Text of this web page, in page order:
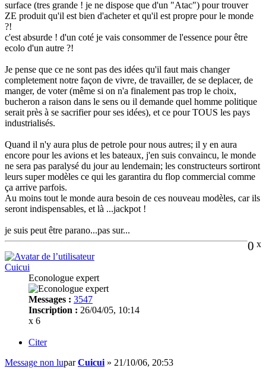
surface (tres grande ! je ne dispose que d'un "Atac") pour trouver
ZE produit qu'il est bien d'acheter et qu'il est propre pour le monde
?!
c'est absurde ! d'un coté je vais consommer de l'essence pour être
ecolo d'un autre ?!
Je pense que ce ne sont pas des idées qu'il faut mais changer
completement notre façon de vivre, de travailler, de se deplacer, de
manger, de voter (même si on n'a finalement pas trop le choix,
bucheron a raison dans le sens ou il demande quel homme politique
serait près à se sacrifier pour ses idées), et ce pour TOUS les pays
industrialisés.
Quand il n'y aura plus de petrole pour nous autres; il y en aura
encore pour les avions et les bateaux, j'en suis convaincu, le monde
ne sera pas paralysé du jour au lendemain; les constructeurs sortiront
leurs super modèles ce qui les garantira du flop commercial comme
ça arrive parfois.
Au moins tout le monde aura besoin de ces nouveau modèles, car ils
seront indispensables, et là ...jackpot !
je suis peut être parano...pas sur...
0 x
Cuicui
Econologue expert
Messages : 3547
Inscription : 26/04/05, 10:14
x 6
Citer
Message non luparCuicui » 21/10/06, 20:53